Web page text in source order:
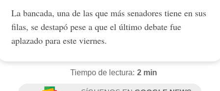
La bancada, una de las que más senadores tiene en sus
filas, se destapó pese a que el último debate fue
aplazado para este viernes.
Tiempo de lectura: 2 min